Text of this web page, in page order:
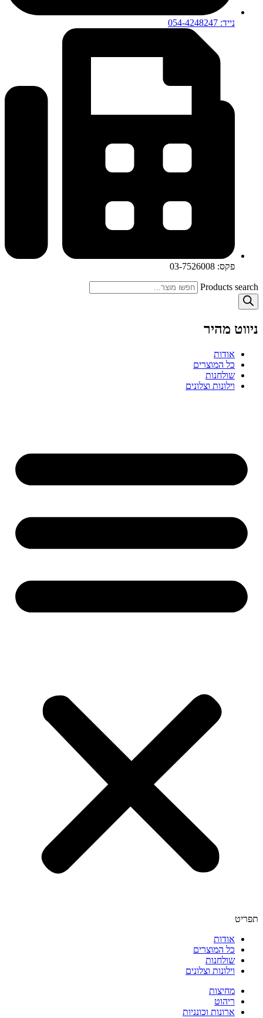
נייד: 054-4248247
פקס: 03-7526008
Products search
ניווט מהיר
אודות
כל המוצרים
שולחנות
וילונות וצלונים
תפריט
אודות
כל המוצרים
שולחנות
וילונות וצלונים
מחיצות
ריהוט
ארונות וכונניות